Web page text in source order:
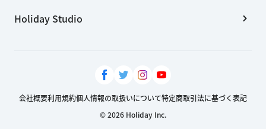
Holiday Studio
会社概要利用規約個人情報の取扱いについて特定商取引法に基づく表記
© 2026 Holiday Inc.